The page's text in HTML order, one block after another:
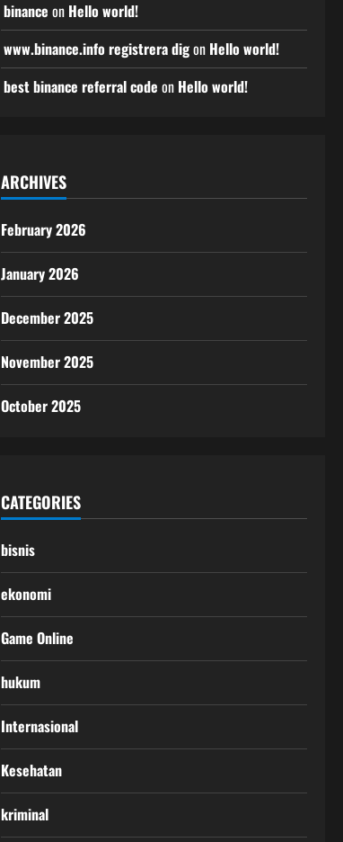
binance on Hello world!
www.binance.info registrera digon Hello world!
best binance referral code on Hello world!
ARCHIVES
February 2026
January 2026
December 2025
November 2025
October 2025
CATEGORIES
bisnis
ekonomi
Game Online
hukum
Internasional
Kesehatan
kriminal